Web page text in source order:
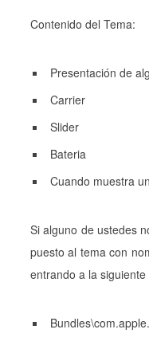
Contenido del Tema:
Presentación de
Carrier
Slider
Bateria
Cuando muestra
Si alguno de ustedes
puesto al tema con
entrando a la